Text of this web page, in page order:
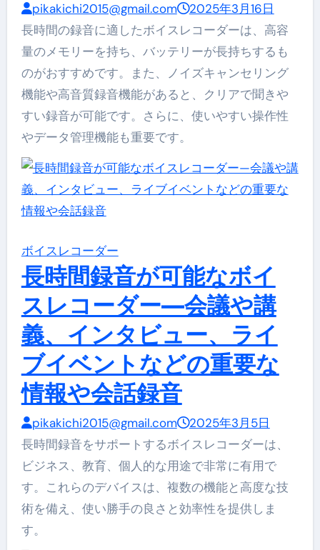
pikakichi2015@gmail.com
2025年3月16日
長時間の録音に適したボイスレコーダーは、高容
量のメモリーを持ち、バッテリーが長持ちするも
のがおすすめです。また、ノイズキャンセリング
機能や高音質録音機能があると、クリアで聞きや
すい録音が可能です。さらに、使いやすい操作性
やデータ管理機能も重要です。
ボイスレコーダー
長時間録音が可能なボイ
スレコーダー—会議や講
義、インタビュー、ライ
ブイベントなどの重要な
情報や会話録音
pikakichi2015@gmail.com
2025年3月5日
長時間録音をサポートするボイスレコーダーは、
ビジネス、教育、個人的な用途で非常に有用で
す。これらのデバイスは、複数の機能と高度な技
術を備え、使い勝手の良さと効率性を提供しま
す。